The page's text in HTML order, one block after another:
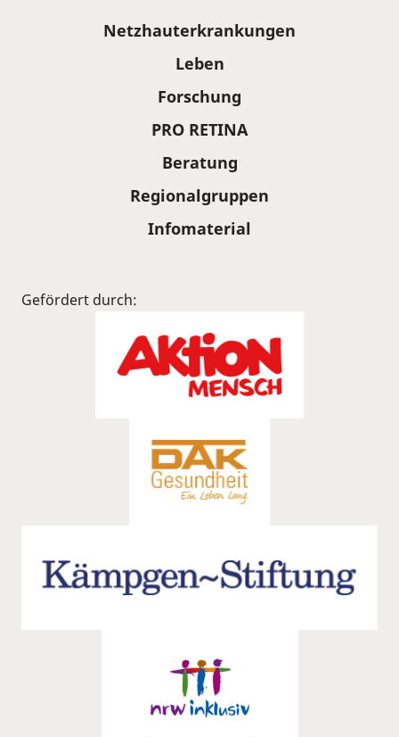
Netzhauterkrankungen
Leben
Forschung
PRO RETINA
Beratung
Regionalgruppen
Infomaterial
Gefördert durch: